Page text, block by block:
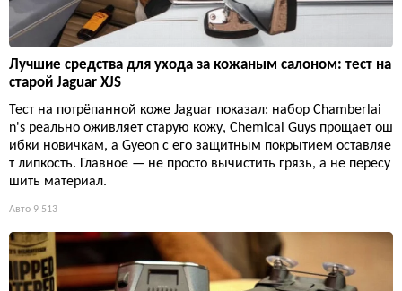
Лучшие средства для ухода за кожаным салоном: тест на
старой Jaguar XJS
Тест на потрёпанной коже Jaguar показал: набор Chamberlai
n's реально оживляет старую кожу, Chemical Guys прощает ош
ибки новичкам, а Gyeon с его защитным покрытием оставляе
т липкость. Главное — не просто вычистить грязь, а не пересу
шить материал.
Авто 9 513